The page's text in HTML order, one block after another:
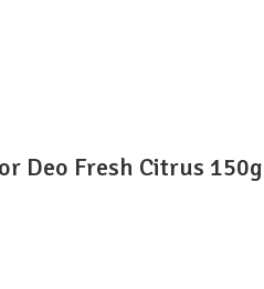
Deo Fresh Citrus